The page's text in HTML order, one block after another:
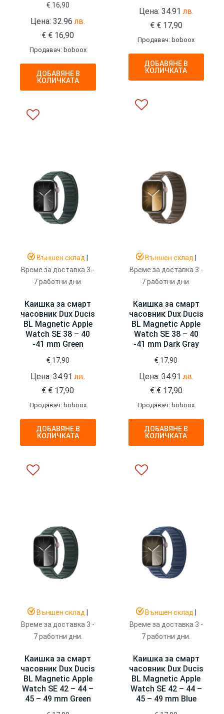
€ 16,90
Цена: 32.96лв.
€ € 16,90
Продавач: boboox
ДОБАВЯНЕ В
КОЛИЧКАТА
Цена: 34.91лв.
€ €17,90
Продавач: boboox
ДОБАВЯНЕ В
КОЛИЧКАТА
Външен склад
Време за доставка 3 -
7 работни дни.
Каишка за смарт
часовник Dux Ducis
BL Magnetic Apple
Watch SE 38 – 40
-41 mm Green
€ 17,90
Цена: 34.91лв.
€ € 17,90
Продавач: boboox
ДОБАВЯНЕ В
КОЛИЧКАТА
Външен склад
Време за доставка 3 -
7 работни дни.
Каишка за смарт
часовник Dux Ducis
BL Magnetic Apple
Watch SE 38 – 40
-41 mm Dark Gray
€ 17,90
Цена: 34.91 лв.
€ €17,90
Продавач: boboox
ДОБАВЯНЕ В
КОЛИЧКАТА
Външен склад
Време за доставка 3 -
7 работни дни.
Каишка за смарт
часовник Dux Ducis
BL Magnetic Apple
Watch SE 42 – 44 –
45 – 49 mm Green
Външен склад
Време за доставка 3 -
7 работни дни.
Каишка за смарт
часовник Dux Ducis
BL Magnetic Apple
Watch SE 42 – 44 –
45 – 49 mm Blue